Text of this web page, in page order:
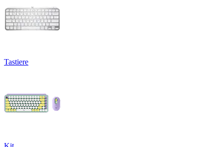
Tastiere